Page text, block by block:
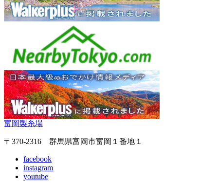
富岡製糸場
〒370-2316 群馬県富岡市富岡１番地１
facebook
instagram
youtube